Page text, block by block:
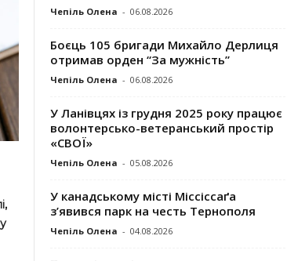
Чепіль Олена - 06.08.2026
Боєць 105 бригади Михайло Дерлиця
отримав орден “За мужність”
Чепіль Олена - 06.08.2026
У Ланівцях із грудня 2025 року працює
волонтерсько-ветеранський простір
«СВОЇ»
Чепіль Олена - 05.08.2026
У канадському місті Міссіссаґа
з’явився парк на честь Тернополя
Чепіль Олена - 04.08.2026